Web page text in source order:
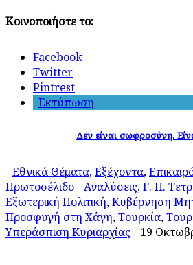
Κοινοποιήστε το:
Facebook
Twitter
Pintrest
Εκτύπωση
Δεν είναι σωφροσύνη.
Εθνικά Θέματα,Εξέχοντα,
Πρωτοσέλιδο
Αναλύσεις,Γ. Π.
Εξωτερική Πολιτική,Κυβέρνηση
Προσφυγή στη Χάγη,Τουρκία,
Υπεράσπιση Κυριαρχίας
19